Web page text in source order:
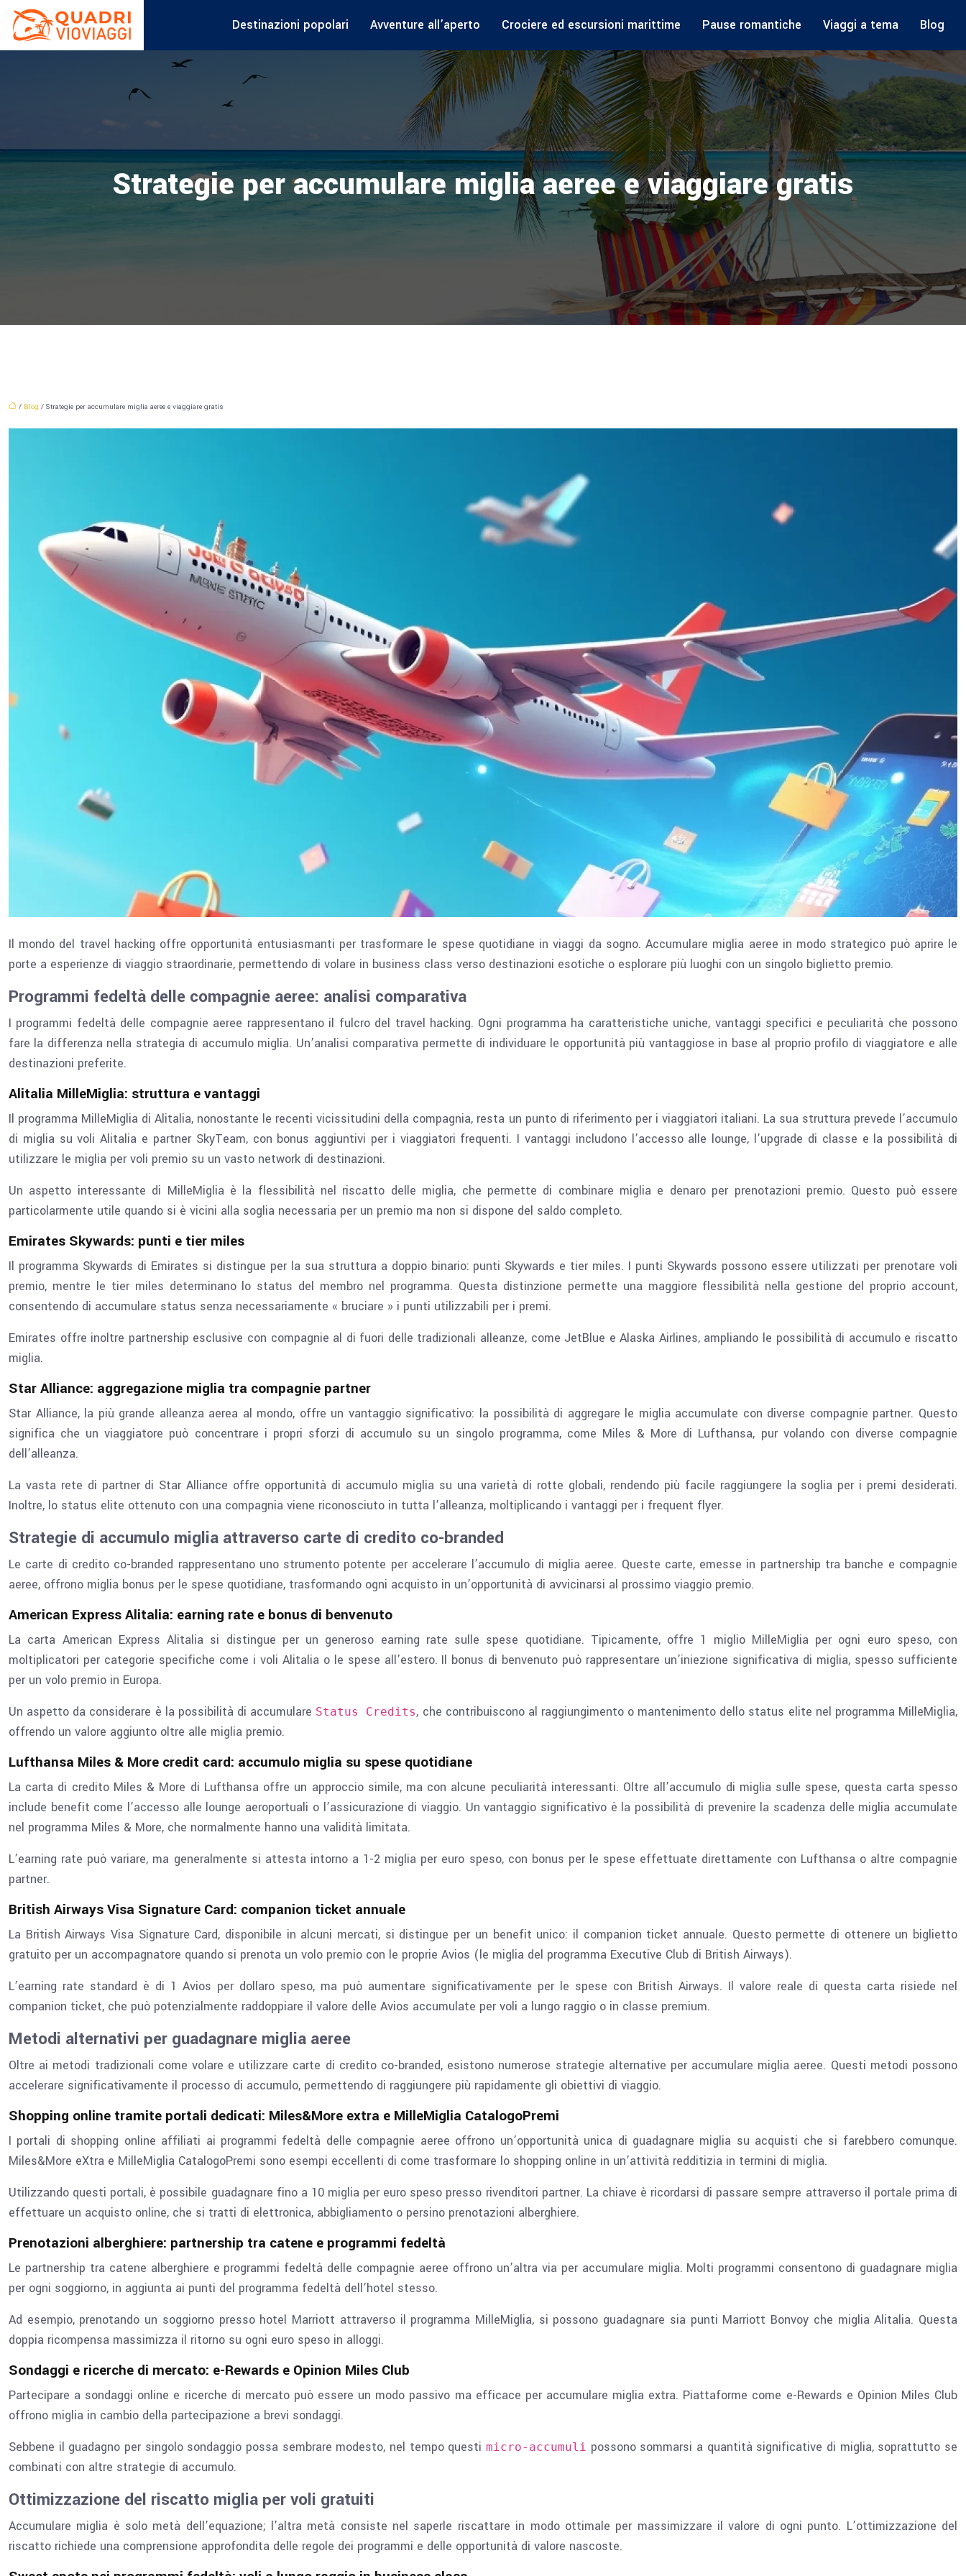
Destinazioni popolari Avventure all’aperto Crociere ed escursioni marittime Pause romantiche Viaggi a tema Blog
Strategie per accumulare miglia aeree e viaggiare gratis
/ Blog / Strategie per accumulare miglia aeree e viaggiare gratis
Il mondo del travel hacking offre opportunità entusiasmanti per trasformare le spese quotidiane in viaggi da sogno. Accumulare miglia aeree in modo strategico può aprire le
porte a esperienze di viaggio straordinarie, permettendo di volare in business class verso destinazioni esotiche o esplorare più luoghi con un singolo biglietto premio.
Programmi fedeltà delle compagnie aeree: analisi comparativa
I programmi fedeltà delle compagnie aeree rappresentano il fulcro del travel hacking. Ogni programma ha caratteristiche uniche, vantaggi specifici e peculiarità che possono
fare la differenza nella strategia di accumulo miglia. Un’analisi comparativa permette di individuare le opportunità più vantaggiose in base al proprio profilo di viaggiatore e alle
destinazioni preferite.
Alitalia MilleMiglia: struttura e vantaggi
Il programma MilleMiglia di Alitalia, nonostante le recenti vicissitudini della compagnia, resta un punto di riferimento per i viaggiatori italiani. La sua struttura prevede l’accumulo
di miglia su voli Alitalia e partner SkyTeam, con bonus aggiuntivi per i viaggiatori frequenti. I vantaggi includono l’accesso alle lounge, l’upgrade di classe e la possibilità di
utilizzare le miglia per voli premio su un vasto network di destinazioni.
Un aspetto interessante di MilleMiglia è la flessibilità nel riscatto delle miglia, che permette di combinare miglia e denaro per prenotazioni premio. Questo può essere
particolarmente utile quando si è vicini alla soglia necessaria per un premio ma non si dispone del saldo completo.
Emirates Skywards: punti e tier miles
Il programma Skywards di Emirates si distingue per la sua struttura a doppio binario: punti Skywards e tier miles. I punti Skywards possono essere utilizzati per prenotare voli
premio, mentre le tier miles determinano lo status del membro nel programma. Questa distinzione permette una maggiore flessibilità nella gestione del proprio account,
consentendo di accumulare status senza necessariamente « bruciare » i punti utilizzabili per i premi.
Emirates offre inoltre partnership esclusive con compagnie al di fuori delle tradizionali alleanze, come JetBlue e Alaska Airlines, ampliando le possibilità di accumulo e riscatto
miglia.
Star Alliance: aggregazione miglia tra compagnie partner
Star Alliance, la più grande alleanza aerea al mondo, offre un vantaggio significativo: la possibilità di aggregare le miglia accumulate con diverse compagnie partner. Questo
significa che un viaggiatore può concentrare i propri sforzi di accumulo su un singolo programma, come Miles & More di Lufthansa, pur volando con diverse compagnie
dell’alleanza.
La vasta rete di partner di Star Alliance offre opportunità di accumulo miglia su una varietà di rotte globali, rendendo più facile raggiungere la soglia per i premi desiderati.
Inoltre, lo status elite ottenuto con una compagnia viene riconosciuto in tutta l’alleanza, moltiplicando i vantaggi per i frequent flyer.
Strategie di accumulo miglia attraverso carte di credito co-branded
Le carte di credito co-branded rappresentano uno strumento potente per accelerare l’accumulo di miglia aeree. Queste carte, emesse in partnership tra banche e compagnie
aeree, offrono miglia bonus per le spese quotidiane, trasformando ogni acquisto in un’opportunità di avvicinarsi al prossimo viaggio premio.
American Express Alitalia: earning rate e bonus di benvenuto
La carta American Express Alitalia si distingue per un generoso earning rate sulle spese quotidiane. Tipicamente, offre 1 miglio MilleMiglia per ogni euro speso, con
moltiplicatori per categorie specifiche come i voli Alitalia o le spese all’estero. Il bonus di benvenuto può rappresentare un’iniezione significativa di miglia, spesso sufficiente
per un volo premio in Europa.
Un aspetto da considerare è la possibilità di accumulare Status Credits, che contribuiscono al raggiungimento o mantenimento dello status elite nel programma MilleMiglia,
offrendo un valore aggiunto oltre alle miglia premio.
Lufthansa Miles & More credit card: accumulo miglia su spese quotidiane
La carta di credito Miles & More di Lufthansa offre un approccio simile, ma con alcune peculiarità interessanti. Oltre all’accumulo di miglia sulle spese, questa carta spesso
include benefit come l’accesso alle lounge aeroportuali o l’assicurazione di viaggio. Un vantaggio significativo è la possibilità di prevenire la scadenza delle miglia accumulate
nel programma Miles & More, che normalmente hanno una validità limitata.
L’earning rate può variare, ma generalmente si attesta intorno a 1-2 miglia per euro speso, con bonus per le spese effettuate direttamente con Lufthansa o altre compagnie
partner.
British Airways Visa Signature Card: companion ticket annuale
La British Airways Visa Signature Card, disponibile in alcuni mercati, si distingue per un benefit unico: il companion ticket annuale. Questo permette di ottenere un biglietto
gratuito per un accompagnatore quando si prenota un volo premio con le proprie Avios (le miglia del programma Executive Club di British Airways).
L’earning rate standard è di 1 Avios per dollaro speso, ma può aumentare significativamente per le spese con British Airways. Il valore reale di questa carta risiede nel
companion ticket, che può potenzialmente raddoppiare il valore delle Avios accumulate per voli a lungo raggio o in classe premium.
Metodi alternativi per guadagnare miglia aeree
Oltre ai metodi tradizionali come volare e utilizzare carte di credito co-branded, esistono numerose strategie alternative per accumulare miglia aeree. Questi metodi possono
accelerare significativamente il processo di accumulo, permettendo di raggiungere più rapidamente gli obiettivi di viaggio.
Shopping online tramite portali dedicati: Miles&More extra e MilleMiglia CatalogoPremi
I portali di shopping online affiliati ai programmi fedeltà delle compagnie aeree offrono un’opportunità unica di guadagnare miglia su acquisti che si farebbero comunque.
Miles&More eXtra e MilleMiglia CatalogoPremi sono esempi eccellenti di come trasformare lo shopping online in un’attività redditizia in termini di miglia.
Utilizzando questi portali, è possibile guadagnare fino a 10 miglia per euro speso presso rivenditori partner. La chiave è ricordarsi di passare sempre attraverso il portale prima di
effettuare un acquisto online, che si tratti di elettronica, abbigliamento o persino prenotazioni alberghiere.
Prenotazioni alberghiere: partnership tra catene e programmi fedeltà
Le partnership tra catene alberghiere e programmi fedeltà delle compagnie aeree offrono un’altra via per accumulare miglia. Molti programmi consentono di guadagnare miglia
per ogni soggiorno, in aggiunta ai punti del programma fedeltà dell’hotel stesso.
Ad esempio, prenotando un soggiorno presso hotel Marriott attraverso il programma MilleMiglia, si possono guadagnare sia punti Marriott Bonvoy che miglia Alitalia. Questa
doppia ricompensa massimizza il ritorno su ogni euro speso in alloggi.
Sondaggi e ricerche di mercato: e-Rewards e Opinion Miles Club
Partecipare a sondaggi online e ricerche di mercato può essere un modo passivo ma efficace per accumulare miglia extra. Piattaforme come e-Rewards e Opinion Miles Club
offrono miglia in cambio della partecipazione a brevi sondaggi.
Sebbene il guadagno per singolo sondaggio possa sembrare modesto, nel tempo questi micro-accumuli possono sommarsi a quantità significative di miglia, soprattutto se
combinati con altre strategie di accumulo.
Ottimizzazione del riscatto miglia per voli gratuiti
Accumulare miglia è solo metà dell’equazione; l’altra metà consiste nel saperle riscattare in modo ottimale per massimizzare il valore di ogni punto. L’ottimizzazione del
riscatto richiede una comprensione approfondita delle regole dei programmi e delle opportunità di valore nascoste.